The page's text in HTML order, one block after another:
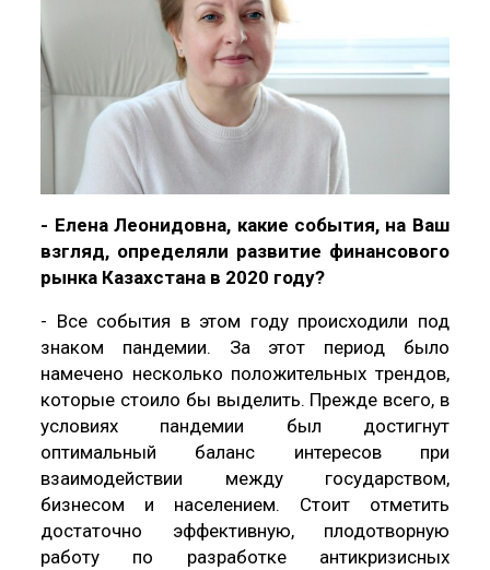
- Елена Леонидовна, какие события, на Ваш
взгляд, определяли развитие финансового
рынка Казахстана в 2020 году?
- Все события в этом году происходили под
знаком пандемии. За этот период было
намечено несколько положительных трендов,
которые стоило бы выделить. Прежде всего, в
условиях пандемии был достигнут
оптимальный баланс интересов при
взаимодействии между государством,
бизнесом и населением. Стоит отметить
достаточно эффективную, плодотворную
работу по разработке антикризисных